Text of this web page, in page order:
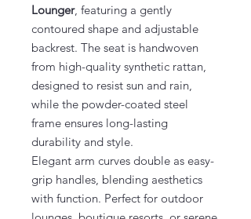
Lounger, featuring a gently
contoured shape and adjustable
backrest. The seat is handwoven
from high-quality synthetic rattan,
designed to resist sun and rain,
while the powder-coated steel
frame ensures long-lasting
durability and style.
Elegant arm curves double as easy-
grip handles, blending aesthetics
with function. Perfect for outdoor